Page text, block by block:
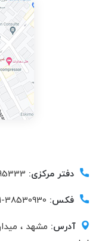
دفتر مرکزی: 051
فکس: 38530930-051
آدرس: مشهد ،